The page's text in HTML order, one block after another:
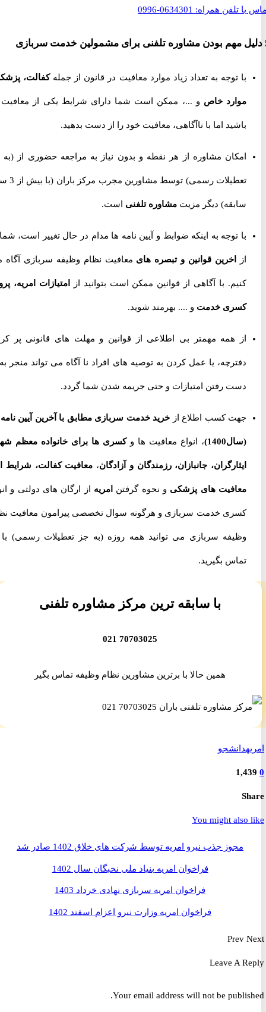
تلفن همراه:0634301-0996
با توجه به تعداد زیاد موارد معافیت در قانون از جملهکفالت، پزشکی،
موارد خاصو ...، ممکن است شما دارای شرایط یکی از معافیت ها
باشید اما با ناآگاهی، معافیت خود را از دست بدهید.
امکان مشاوره از هر نقطه و بدون نیاز به مراجعه حضوری از (به جز
تعطیلات رسمی) توسط مشاورین مجرب مرکز باران (با بیش از 3 سال
سابقه) دیگر مزیت مشاوره تلفنیاست.
با توجه به اینکه ضوابط و آیین نامه ها مدام در حال تغییر است، شما را
اخرین قوانین و تبصره هایمعافیت نظام وظیفه سربازی آگاه می
کنیم. با آگاهی از قوانین ممکن است بتوانید ازامتیازات امریه، پروژه
کسری خدمتو .... بهرمند شوید.
از همه مهمتر بی اطلاعی از قوانین و مهلت های قانونی پر کردن
دفترچه، یا عمل کردن به توصیه های افراد نا آگاه می تواند منجر به از
دست رفتن امتیازات و حتی جریمه شدن شما گردد.
جهت کسب اطلاع ازخرید خدمت سربازی مطابق با آخرین آیین نامه ها
(سال1400) ، انواع معافیت ها و کسری ها برای خانواده معظم شهدا،
ایثارگران، جانبازان، رزمندگان و آزادگان،معافیت کفالت، شرایط اخذ
معافیت های پزشکیو نحوه گرفتن امریهاز ارگان های دولتی و انواع
کسری خدمت سربازی و هرگونه سوال تخصصی پیرامون معافیت نظام
وظیفه سربازی می توانید همه روزه (به جز تعطیلات رسمی) با ما
تماس بگیرید.
با سابقه ترین مرکز مشاوره تلفنی
70703025 021
همین حالا با برترین مشاورین نظام وظیفه تماس بگیر
دانشجو
You might
مجوز جذب نیرو امریه توسط شرکت های خلاق 1402 صادر شد
فراخوان امریه بنیاد ملی نخبگان سال 1402
فراخوان امریه سربازی نهادی خرداد 1403
فراخوان امریه وزارت نیرو اعزام اسفند 1402
Prev
Leave A
Your email address will not be